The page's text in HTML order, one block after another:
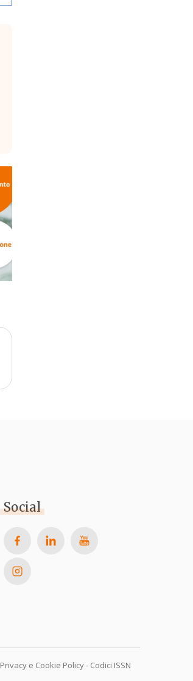
Social
Privacy e Cookie Policy- Codici ISSN